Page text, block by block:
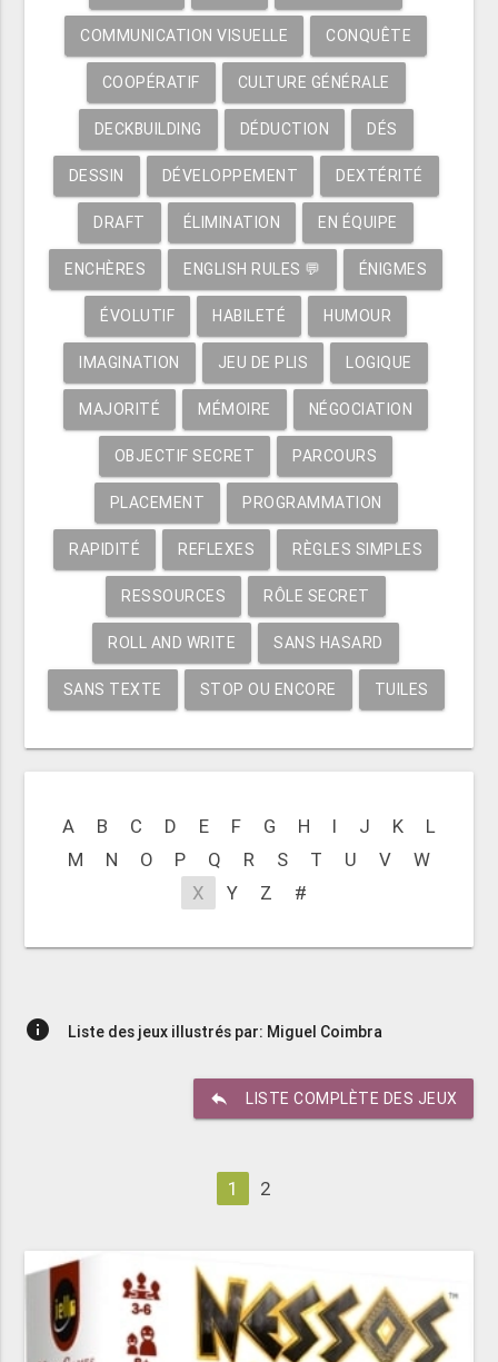
COMMUNICATION VISUELLE CONQUÊTE
COOPÉRATIF CULTURE GÉNÉRALE
DECKBUILDING DÉDUCTION DÉS
DESSIN DÉVELOPPEMENT DEXTÉRITÉ
DRAFT ÉLIMINATION EN ÉQUIPE
ENCHÈRES ENGLISH RULES 💬 ÉNIGMES
ÉVOLUTIF HABILETÉ HUMOUR
IMAGINATION JEU DE PLIS LOGIQUE
MAJORITÉ MÉMOIRE NÉGOCIATION
OBJECTIF SECRET PARCOURS
PLACEMENT PROGRAMMATION
RAPIDITÉ REFLEXES RÈGLES SIMPLES
RESSOURCES RÔLE SECRET
ROLL AND WRITE SANS HASARD
SANS TEXTE STOP OU ENCORE TUILES
A B C D E F G H I J K
L
M
N O P Q R S T U V
W
X
Y Z #
info Liste des jeux illustrés par: Miguel Coimbra
reply LISTE COMPLÈTE DES JEUX
1 2